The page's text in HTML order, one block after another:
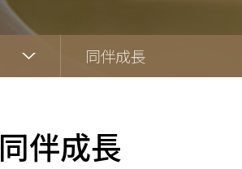
同伴成長
同伴成長